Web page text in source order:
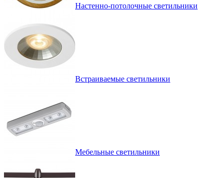
Настенно-потолочные светильники
Встраиваемые светильники
Мебельные светильники